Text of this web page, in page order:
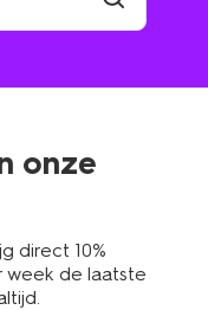
onze
direct 10%
week de laatste